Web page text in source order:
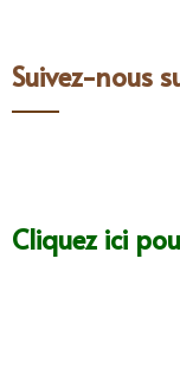
Suivez-nous
Cliquez ici